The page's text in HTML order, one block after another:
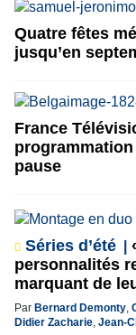
Quatre fêtes
jusqu’en
France
pause
Séries d’été
personnalités
marquant de
Par Bernard Demonty,
Didier Zacharie, Jean-